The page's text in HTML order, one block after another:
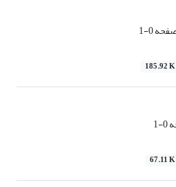
0-1
185.92 K
0-1
67.11 K